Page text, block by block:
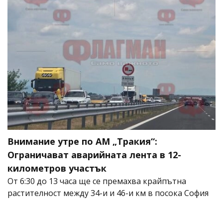
Внимание утре по АМ „Тракия“:
Ограничават аварийната лента в 12-
километров участък
От 6:30 до 13 часа ще се премахва крайпътна
растителност между 34-и и 46-и км в посока София